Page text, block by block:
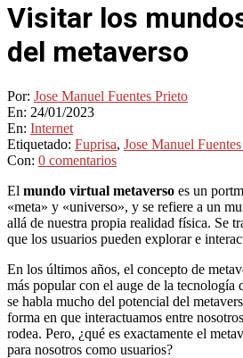
Visitar los
del metaverso
Por: Jose Manuel Fuentes Prieto
En: 24/01/2023
En: Internet
Etiquetado: Fuprisa, Jose Manuel
Con: 0 comentarios
El mundo virtual metaverso es un
«meta» y «universo», y se refiere a un
allá de nuestra propia realidad física. Se
que los usuarios pueden explorar e
En los últimos años, el concepto de
más popular con el auge de la
se habla mucho del potencial del
forma en que interactuamos entre
rodea. Pero, ¿qué es exactamente el
para nosotros como usuarios?